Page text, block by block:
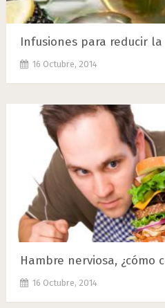
Infusiones para reducir
16 Octubre, 2014
Hambre nerviosa, ¿cómo
16 Octubre, 2014